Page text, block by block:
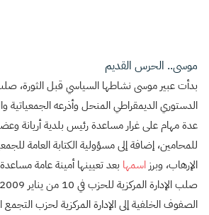
موسى.. الحرس القديم
بدأت عبير موسى نشاطها السياسي قبل الثورة،
الدستوري الديمقراطي المنحل وأذرعه الجمعياتية
عدة مهام على غرار مساعدة رئيس بلدية أريانة
للمحامين، إضافة إلى مسؤولية الكتابة العامة
الإرهاب، وبرز اسمها بعد تعيينها أمينة عامة
الصفوف الخلفية إلى الإدارة المركزية لحزب